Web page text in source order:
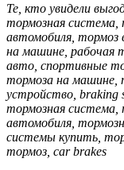
Те, кто увидели
тормозная система,
автомобиля,
на машине, рабочая
авто, спортивные
тормоза на машине,
устройство, braking
тормозная система,
автомобиля,
системы купить,
тормоз, car brakes